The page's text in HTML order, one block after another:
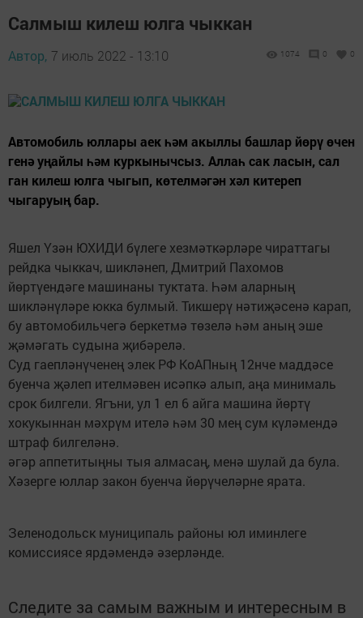
Салмыш килеш юлга чыккан
Автор, 7 июль 2022 - 13:10 1074 0 0
Автомобиль юллары аек һәм акыллы башлар йөрү өчен
генә уңайлы һәм куркынычсыз. Аллаһ сак ласын, сал
ган килеш юлга чыгып, көтелмәгән хәл китереп
чыгаруың бар.
Яшел Үзән ЮХИДИ бүлеге хезмәткәрләре чираттагы
рейдка чыккач, шикләнеп, Дмитрий Пахомов
йөртүендәге машинаны туктата. Һәм аларның
шикләнүләре юкка булмый. Тикшерү нәтиҗәсенә карап,
бу автомобильчегә беркетмә төзелә һәм аның эше
җәмәгать судына җибәрелә.
Суд гаепләнүченең элек РФ КоАПның 12нче маддәсе
буенча җәлеп ителмәвен исәпкә алып, аңа минималь
срок билгели. Ягъни, ул 1 ел 6 айга машина йөртү
хокукыннан мәхрүм ителә һәм 30 мең сум күләмендә
штраф билгеләнә.
әгәр аппетитыңны тыя алмасаң, менә шулай да була.
Хәзерге юллар закон буенча йөрүчеләрне ярата.
Зеленодольск муниципаль районы юл иминлеге
комиссиясе ярдәмендә әзерләнде.
Следите за самым важным и интересным в